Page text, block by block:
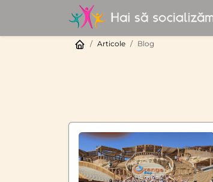
Articole Blog